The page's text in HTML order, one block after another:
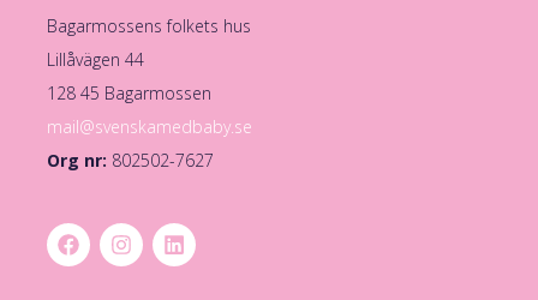
Bagarmossens folkets hus
Lillåvägen 44
128 45 Bagarmossen
mail@svenskamedbaby.se
Org nr: 802502-7627